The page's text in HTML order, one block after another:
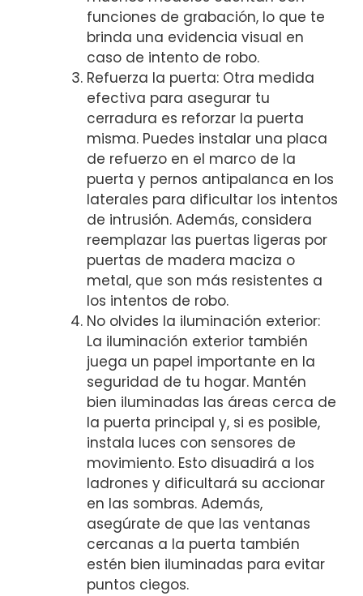
funciones de grabación, ‌lo que te
brinda una evidencia visual en
caso de intento ‍de robo.
Refuerza ​la puerta: Otra ⁢medida
efectiva para⁤ asegurar tu
cerradura es reforzar la puerta
misma. Puedes⁢ instalar una placa
de ⁢refuerzo en el⁢ marco de ‍la
puerta y pernos antipalanca en los
laterales para dificultar los intentos
de intrusión. Además, considera
reemplazar las puertas ligeras por
puertas de madera maciza⁢ o‌
metal, que son más resistentes a⁤
los ‌intentos de robo.
No olvides la‌ iluminación exterior:
La iluminación exterior también
juega un papel importante en la
seguridad ‌de‍ tu hogar. Mantén
bien iluminadas⁣ las áreas ​cerca ⁣de
la puerta‍ principal​ y, si es posible,⁢
instala luces con sensores de
movimiento. Esto disuadirá a los
ladrones y dificultará su accionar
en ⁣las sombras. Además,
‍asegúrate de que las ventanas⁣
cercanas a la puerta también​
estén bien iluminadas para⁢ evitar
puntos ciegos.